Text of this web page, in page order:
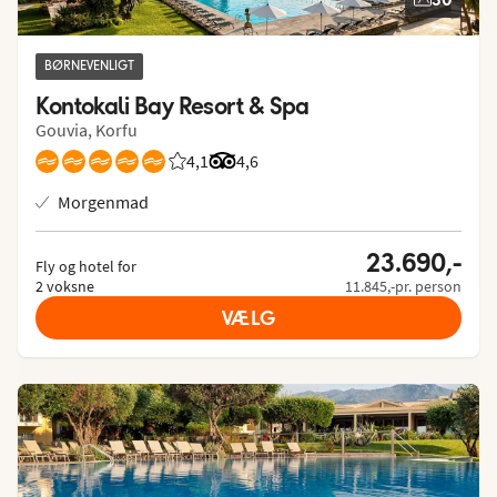
BØRNEVENLIGT
Kontokali Bay Resort & Spa
Gouvia, Korfu
4,1
Bedømmelse fra Spies gæster: 4.143/5
4,6
Bedømmelse fra Tripadvisor: 4.6 of
Morgenmad
Fly og hotel for
2 voksne
23.690,-
11.845,-pr. person
VÆLG